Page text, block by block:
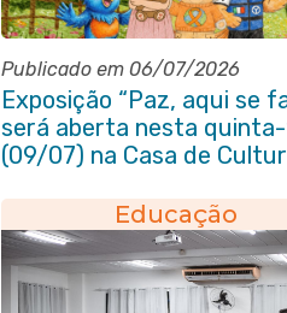
Publicado em 06/07/2026
Exposição “Paz, aqui se
será aberta nesta
(09/07) na Casa de
Educação